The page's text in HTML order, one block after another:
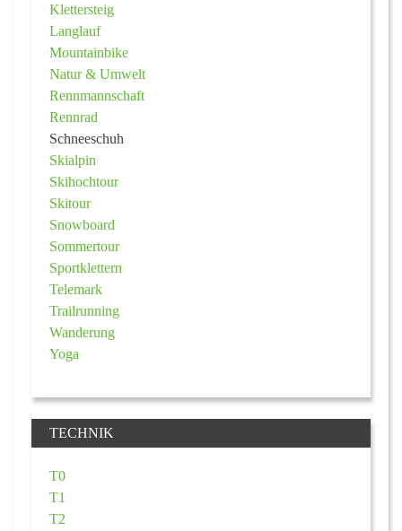
Klettersteig
Langlauf
Mountainbike
Natur & Umwelt
Rennmannschaft
Rennrad
Schneeschuh
Skialpin
Skihochtour
Skitour
Snowboard
Sommertour
Sportklettern
Telemark
Trailrunning
Wanderung
Yoga
TECHNIK
T0
T1
T2